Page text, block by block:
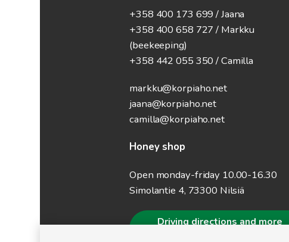
+358 400 173 699 / Jaana
+358 400 658 727 / Markku
(beekeeping)
+358 442 055 350 / Camilla
markku@korpiaho.net
jaana@korpiaho.net
camilla@korpiaho.net
Honey shop
Open monday-friday 10.00-16.30
Simolantie 4, 73300 Nilsiä
Driving directions and more